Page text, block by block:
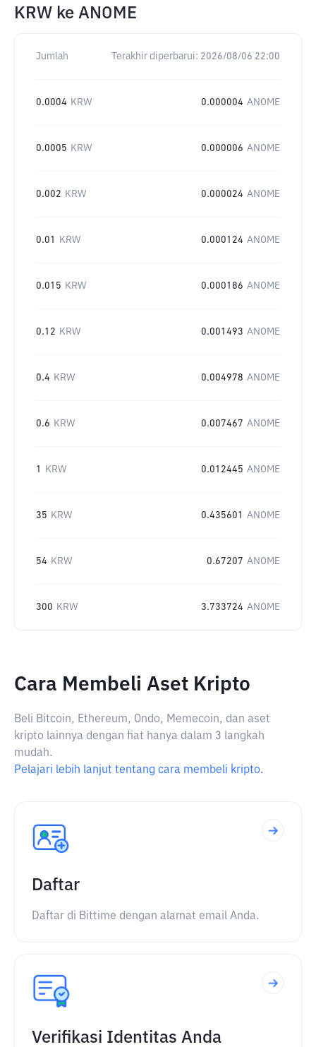
KRW ke ANOME
Jumlah Terakhir diperbarui: 2026/08/06 22:00
0.0004 KRW 0.000004 ANOME
0.0005 KRW 0.000006 ANOME
0.002 KRW 0.000024 ANOME
0.01 KRW 0.000124 ANOME
0.015 KRW 0.000186 ANOME
0.12 KRW 0.001493 ANOME
0.4 KRW 0.004978 ANOME
0.6 KRW 0.007467 ANOME
1 KRW 0.012445 ANOME
35 KRW 0.435601 ANOME
54 KRW 0.67207 ANOME
300 KRW 3.733724 ANOME
Cara Membeli Aset Kripto
Beli Bitcoin, Ethereum, Ondo, Memecoin, dan aset
kripto lainnya dengan fiat hanya dalam 3 langkah
mudah.
Pelajari lebih lanjut tentang cara membeli kripto.
Daftar
Daftar di Bittime dengan alamat email Anda.
Verifikasi Identitas Anda